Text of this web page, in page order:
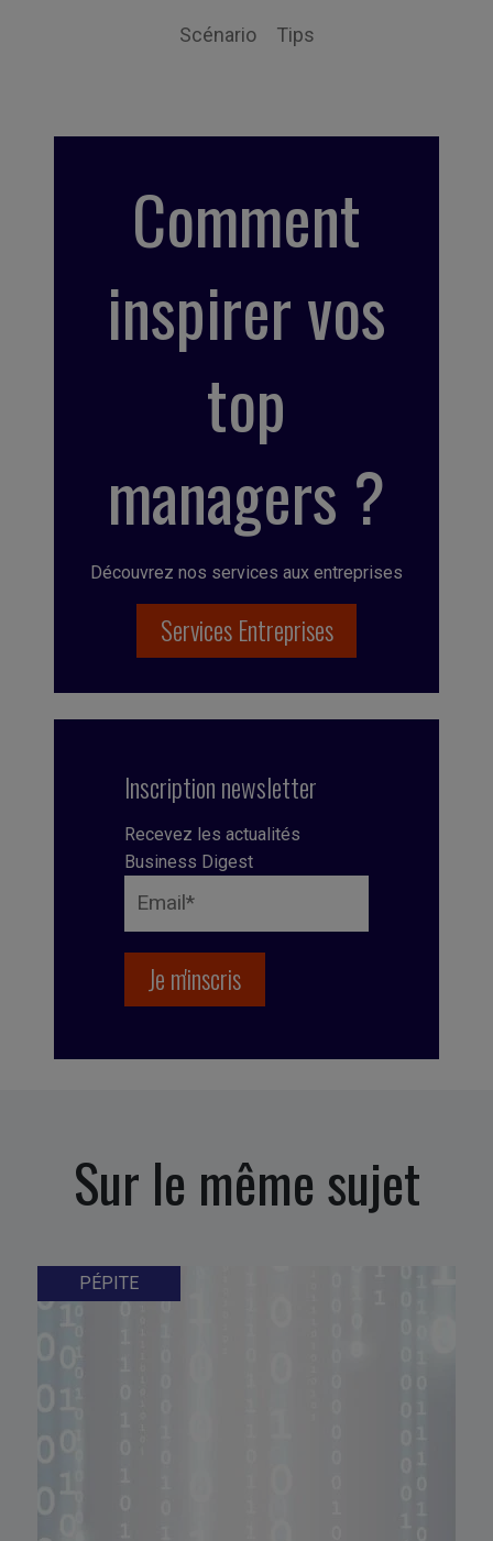
Scénario Tips
Comment
inspirer vos
top
managers ?
Découvrez nos services aux entreprises
Services Entreprises
Inscription newsletter
Recevez les actualités
Business Digest
Sur le même sujet
PÉPITE